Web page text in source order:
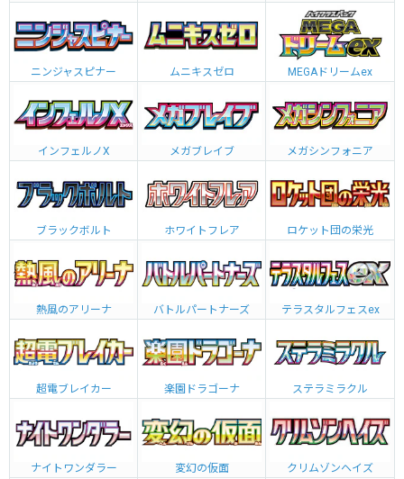
ニンジャスピナー ムニキスゼロ MEGAドリームex
インフェルノX メガブレイブ メガシンフォニア
ブラックボルト ホワイトフレア ロケット団の栄光
熱風のアリーナ バトルパートナーズ テラスタルフェスex
超電ブレイカー 楽園ドラゴーナ ステラミラクル
ナイトワンダラー 変幻の仮面 クリムゾンヘイズ